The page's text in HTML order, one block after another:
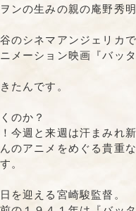
ンの生みの親の庵野秀
のシネマアンジェリカ
メーション映画『バッ
たんです。
のか？
今週と来週は汗まみれ
のアニメをめぐる貴重
。
を迎える宮崎駿監督。